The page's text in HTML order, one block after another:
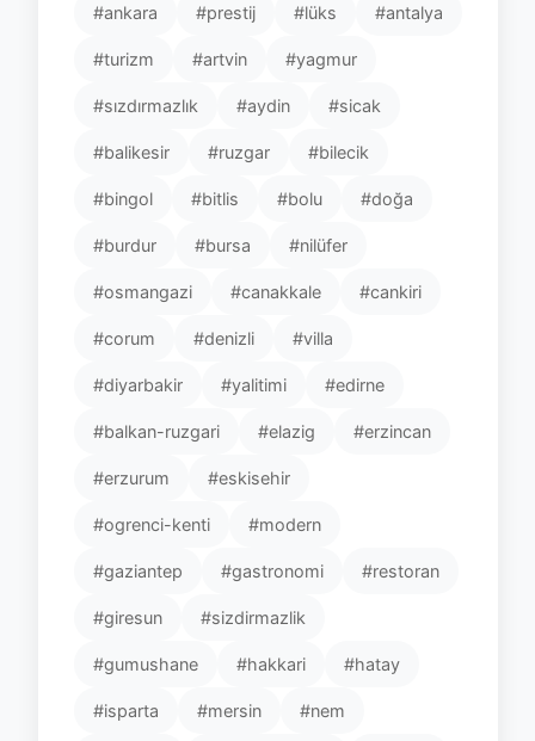
#ankara #prestij #lüks #antalya
#turizm #artvin #yagmur
#sızdırmazlık #aydin #sicak
#balikesir #ruzgar #bilecik
#bingol #bitlis #bolu #doğa
#burdur #bursa #nilüfer
#osmangazi #canakkale #cankiri
#corum #denizli #villa
#diyarbakir #yalitimi #edirne
#balkan-ruzgari #elazig #erzincan
#erzurum #eskisehir
#ogrenci-kenti #modern
#gaziantep #gastronomi #restoran
#giresun #sizdirmazlik
#gumushane #hakkari #hatay
#isparta #mersin #nem